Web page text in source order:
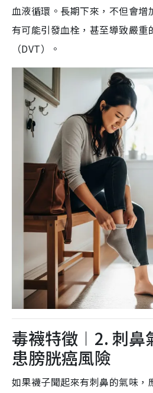
血液循環。長期下來，不但會增
有可能引發血栓，甚至導致嚴重
（DVT）。
毒襪特徵︱2. 刺鼻
患膀胱癌風險
如果襪子聞起來有刺鼻的氣味，